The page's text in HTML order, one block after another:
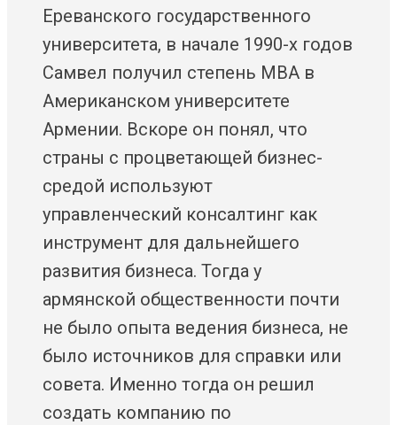
Ереванского государственного
университета, в начале 1990-х годов
Самвел получил степень MBA в
Американском университете
Армении. Вскоре он понял, что
страны с процветающей бизнес-
средой используют
управленческий консалтинг как
инструмент для дальнейшего
развития бизнеса. Тогда у
армянской общественности почти
не было опыта ведения бизнеса, не
было источников для справки или
совета. Именно тогда он решил
создать компанию по